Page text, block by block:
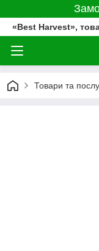
«Best Harvest»,
Товари та